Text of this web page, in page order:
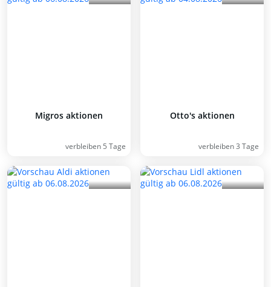
Migros aktionen
verbleiben 5 Tage
Otto's aktionen
verbleiben 3 Tage